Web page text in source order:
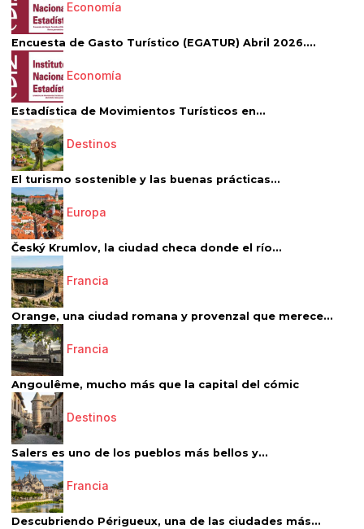
Economía
Encuesta de Gasto Turístico (EGATUR) Abril 2026....
Economía
Estadística de Movimientos Turísticos en...
Destinos
El turismo sostenible y las buenas prácticas...
Europa
Český Krumlov, la ciudad checa donde el río...
Francia
Orange, una ciudad romana y provenzal que merece...
Francia
Angoulême, mucho más que la capital del cómic
Destinos
Salers es uno de los pueblos más bellos y...
Francia
Descubriendo Périgueux, una de las ciudades más...